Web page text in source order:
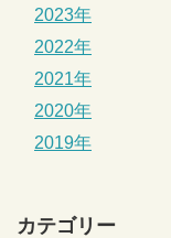
2023年
2022年
2021年
2020年
2019年
カテゴリー